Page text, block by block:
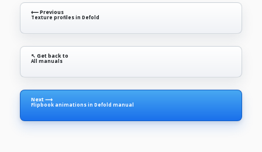
⟵ Previous
Texture profiles in Defold
↖ Get back to
All manuals
Next ⟶
Flipbook animations in Defold manual